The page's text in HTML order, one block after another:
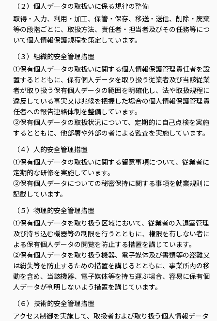
（２）個人データの取扱いに係る規律の整備
取得・入力、利用・加工、保管・保存、移送・送信、削除・廃棄
等の段階ごとに、取扱方法、責任者・担当者及びその任務等につ
いて個人情報保護規程を策定しています。
（３）組織的安全管理措置
①保有個人データの取扱いに関する個人情報保護管理責任者を設
置するとともに、保有個人データを取り扱う従業者及び当該従業
者が取り扱う保有個人データの範囲を明確化し、法や取扱規程に
違反している事実又は兆候を把握した場合の個人情報保護管理責
任者への報告連絡体制を整備しています。
②保有個人データの取扱状況について、定期的に自己点検を実施
するとともに、他部署や外部の者による監査を実施しています。
（４）人的安全管理措置
①保有個人データの取扱いに関する留意事項について、従業者に
定期的な研修を実施しています。
②保有個人データについての秘密保持に関する事項を就業規則に
記載しています。
（５）物理的安全管理措置
①保有個人データを取り扱う区域において、従業者の入退室管理
及び持ち込む機器等の制限を行うとともに、権限を有しない者に
よる保有個人データの閲覧を防止する措置を講じています。
②保有個人データを取り扱う機器、電子媒体及び書類等の盗難又
は紛失等を防止するための措置を講じるとともに、事業所内の移
動を含め、当該機器、電子媒体等を持ち運ぶ場合、容易に保有個
人データが判明しないよう措置を講じています。
（６）技術的安全管理措置
アクセス制御を実施して、取扱者および取り扱う個人情報データ